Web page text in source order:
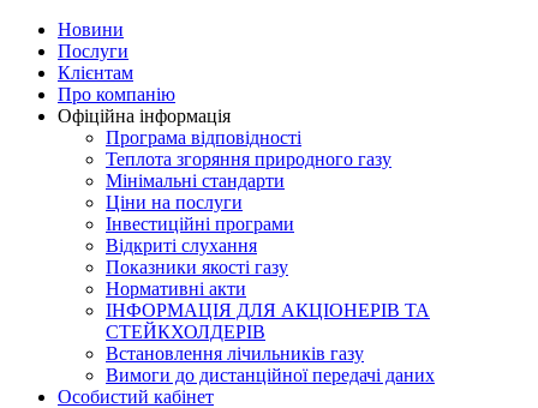
Новини
Послуги
Клієнтам
Про компанію
Офіційна інформація
Програма відповідності
Теплота згоряння природного газу
Мінімальні стандарти
Ціни на послуги
Інвестиційні програми
Відкриті слухання
Показники якості газу
Нормативні акти
ІНФОРМАЦІЯ ДЛЯ АКЦІОНЕРІВ ТА
СТЕЙКХОЛДЕРІВ
Встановлення лічильників газу
Вимоги до дистанційної передачі даних
Особистий кабінет